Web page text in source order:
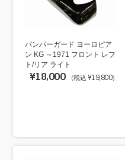
バンパーガード ヨーロピア
ン KG ～1971 フロント レフ
ト/リア ライト
¥18,000 （税込 ¥19,800）